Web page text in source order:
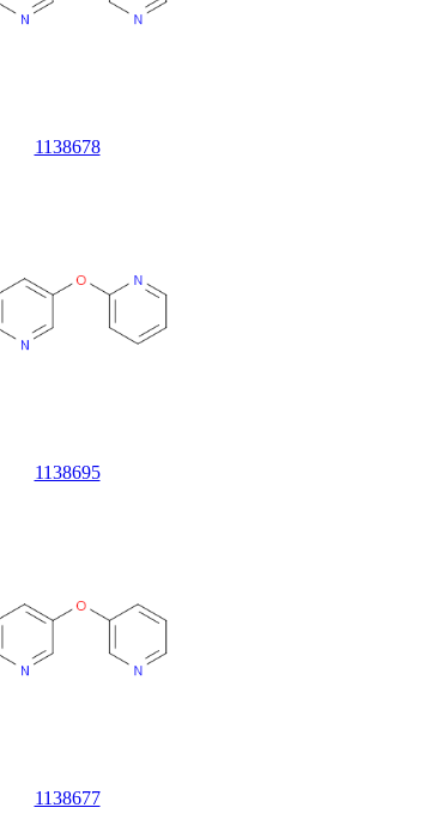
1138678
1138695
1138677